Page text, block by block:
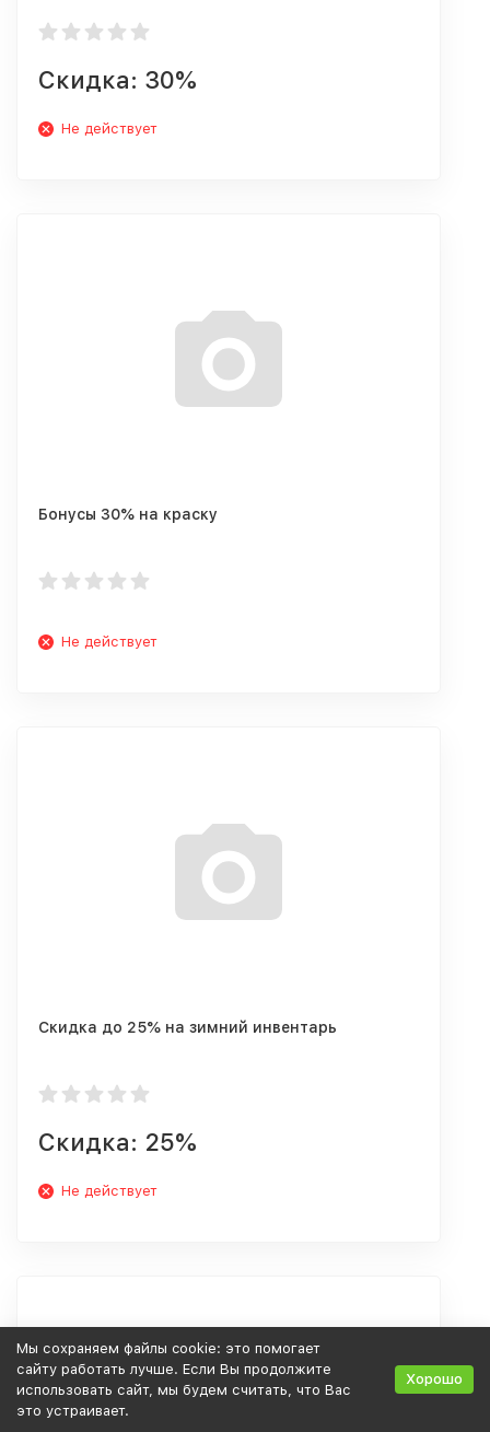
Скидка: 30%
Не действует
Бонусы 30% на краску
Не действует
Скидка до 25% на зимний инвентарь
Скидка: 25%
Не действует
Мы сохраняем файлы cookie: это помогает
сайту работать лучше. Если Вы продолжите
использовать сайт, мы будем считать, что Вас
это устраивает.
Хорошо